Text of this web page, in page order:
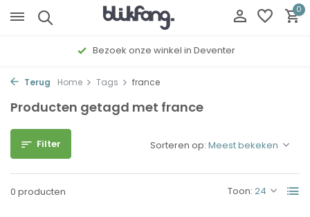
0
Bezoek onze winkel in Deventer
Terug Home Tags france
Producten getagd met france
Filter
0 producten Toon:
Sorteren op: